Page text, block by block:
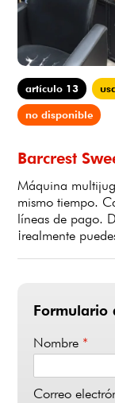
Barcrest
Máquina
mismo tiempo.
líneas de pago.
¡realmente
Formulario
Nombre *
Correo
artículo 13
no disponible